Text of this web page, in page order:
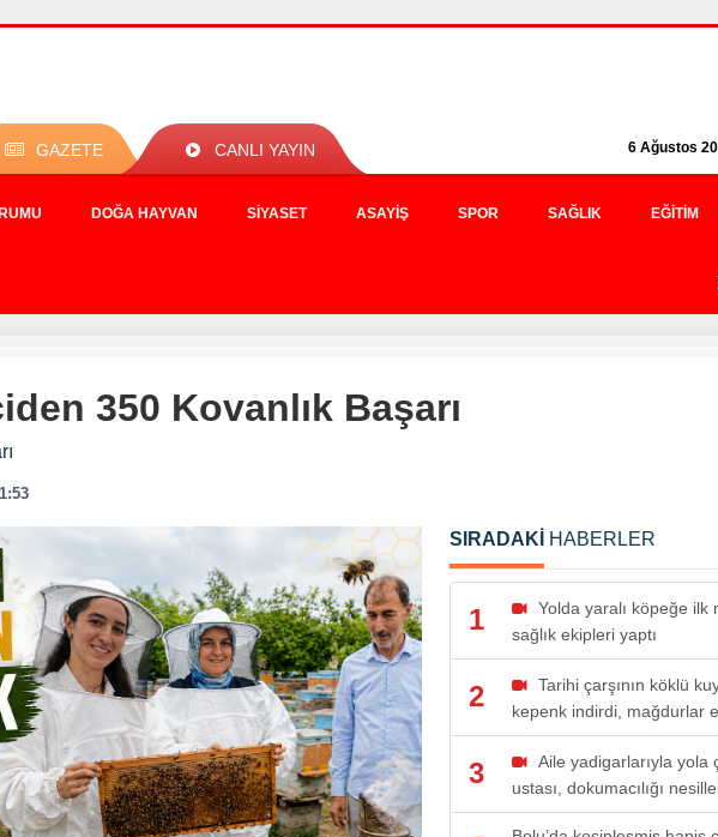
GAZETE CANLI YAYIN 6 Ağustos
DOĞA HAYVAN SIYASET ASAYIŞ SPOR SAĞLIK EĞITIM
350 Kovanlık Başarı
SIRADAKİ HABERLER
1
Yolda yaralı köpeğe ilk
sağlık ekipleri yaptı
2
Tarihi çarşının köklü
kepenk indirdi, mağdurlar
3
Aile yadigarlarıyla yola
ustası, dokumacılığı